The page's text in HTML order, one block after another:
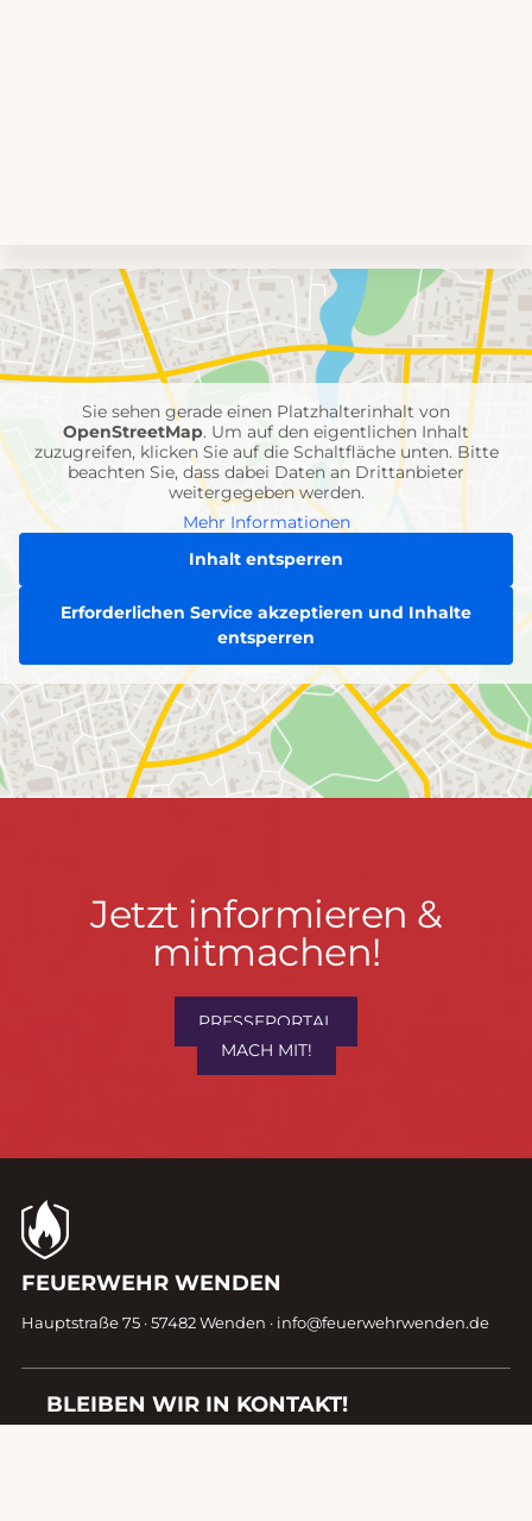
Umgebungskarte
mit
Feuerwehr-
Einheiten
Sie sehen gerade einen Platzhalterinhalt von
OpenStreetMap. Um auf den eigentlichen Inhalt
zuzugreifen, klicken Sie auf die Schaltfläche unten. Bitte
beachten Sie, dass dabei Daten an Drittanbieter
weitergegeben werden.
Mehr Informationen
Inhalt entsperren
Erforderlichen Service akzeptieren und Inhalte
entsperren
Jetzt
informieren
mitmachen!
Jetzt informieren &
mitmachen!
PRESSEPORTAL
MACH MIT!
Kontaktdaten
Fußzeile
FEUERWEHR WENDEN
Hauptstraße 75 · 57482 Wenden · info@feuerwehrwenden.de
BLEIBEN WIR IN KONTAKT!